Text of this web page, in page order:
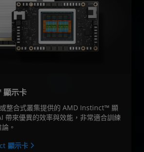
示卡
整合式叢集提供的 AMD Instinct™ 顯
帶來優異的效率與效能，非常適合訓練
。
顯示卡